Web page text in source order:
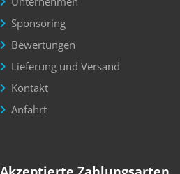
Sponsoring
Bewertungen
Lieferung und Versand
Kontakt
Anfahrt